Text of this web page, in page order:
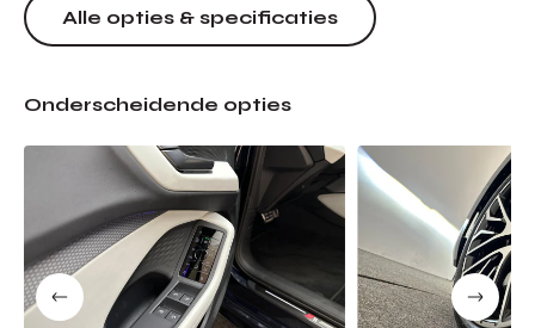
Alle opties & specificaties
Onderscheidende opties